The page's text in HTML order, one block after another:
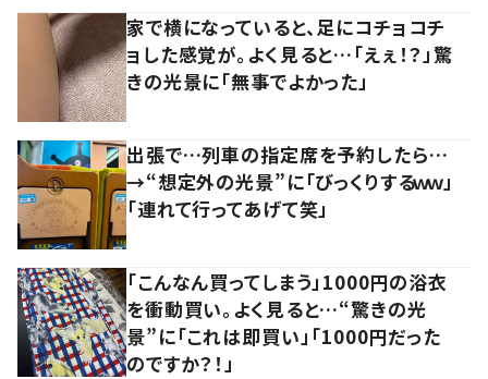
家で横になっていると、足にコチョコチ
ョした感覚が。よく見ると…「えぇ！？」驚
きの光景に「無事でよかった」
出張で…列車の指定席を予約したら…
→“想定外の光景”に「びっくりするｗｗ」
「連れて行ってあげて笑」
「こんなん買ってしまう」1000円の浴衣
を衝動買い。よく見ると…“驚きの光
景”に「これは即買い」「1000円だった
のですか？！」